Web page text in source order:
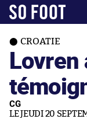
CROATIE
Lovren
CG
LE JEUDI 20